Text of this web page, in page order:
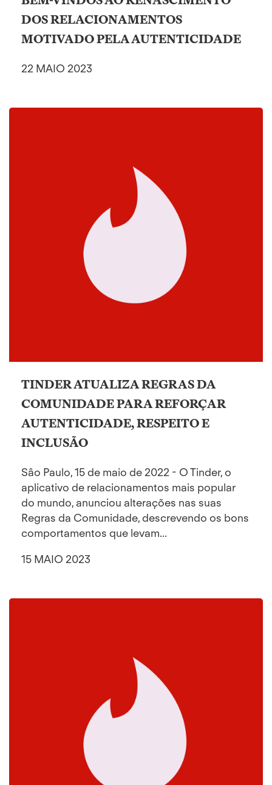
DOS RELACIONAMENTOS
MOTIVADO PELA AUTENTICIDADE
22 MAIO 2023
TINDER ATUALIZA REGRAS DA
COMUNIDADE PARA REFORÇAR
AUTENTICIDADE, RESPEITO E
INCLUSÃO
Sâo Paulo, 15 de maio de 2022 - O Tinder, o
aplicativo de relacionamentos mais popular
do mundo, anunciou alterações nas suas
Regras da Comunidade, descrevendo os bons
comportamentos que levam...
15 MAIO 2023